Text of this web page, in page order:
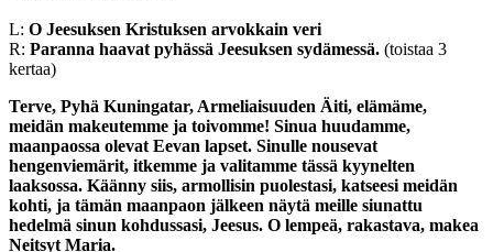
L: O Jeesuksen Kristuksen arvokkain veri
R: Paranna haavat pyhässä Jeesuksen sydämessä. (toistaa 3
kertaa)
Terve, Pyhä Kuningatar, Armeliaisuuden Äiti, elämäme,
meidän makeutemme ja toivomme! Sinua huudamme,
maanpaossa olevat Eevan lapset. Sinulle nousevat
hengenviemärit, itkemme ja valitamme tässä kyynelten
laaksossa. Käänny siis, armollisin puolestasi, katseesi meidän
kohti, ja tämän maanpaon jälkeen näytä meille siunattu
hedelmä sinun kohdussasi, Jeesus. O lempeä, rakastava, makea
Neitsyt Maria.